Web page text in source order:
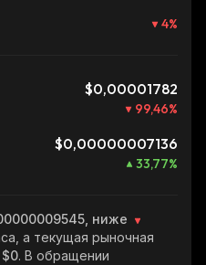
4%
$0,00001782
99,46%
$0,00000007136
33,77%
ниже
а текущая рыночная
$0. В обращении